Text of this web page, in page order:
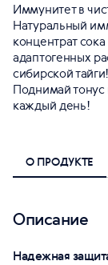
Иммунитет в
Натуральный
концентрат
адаптогенных
сибирской тайги!
Поднимай тонус
каждый день!
О ПРОДУКТЕ
Описание
Надежная